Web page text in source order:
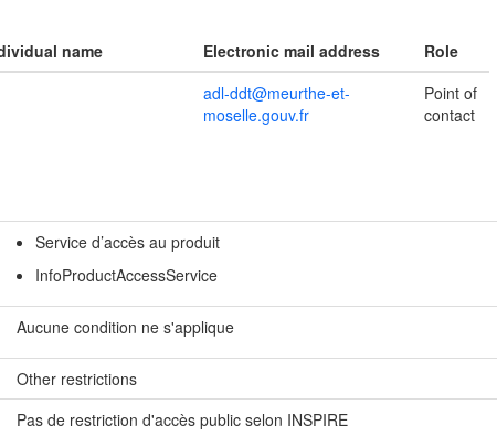
name Electronic mail address
Role
adl-ddt@meurthe-et-
moselle.gouv.fr
Point of
contact
Service d’accès au produit
InfoProductAccessService
Aucune condition ne s'applique
Other restrictions
Pas de restriction d'accès public selon INSPIRE